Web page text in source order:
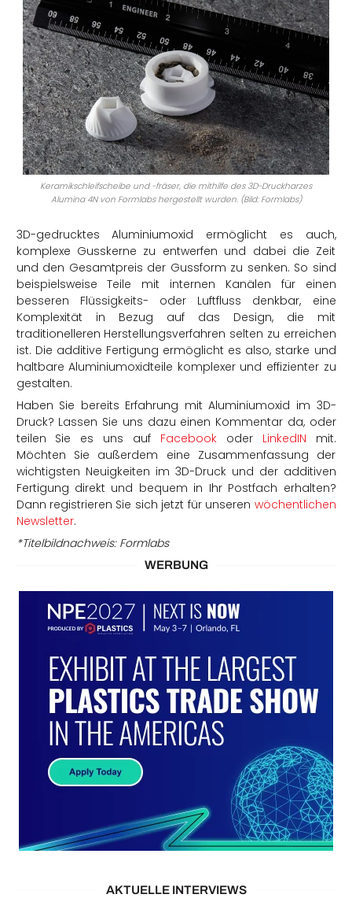
Keramikschleifscheibe und -fräser, die mithilfe des 3D-Druckharzes
Alumina 4N von Formlabs hergestellt wurden. (Bild: Formlabs)
3D-gedrucktes Aluminiumoxid ermöglicht es auch,
komplexe Gusskerne zu entwerfen und dabei die Zeit
und den Gesamtpreis der Gussform zu senken. So sind
beispielsweise Teile mit internen Kanälen für einen
besseren Flüssigkeits- oder Luftfluss denkbar, eine
Komplexität in Bezug auf das Design, die mit
traditionelleren Herstellungsverfahren selten zu erreichen
ist. Die additive Fertigung ermöglicht es also, starke und
haltbare Aluminiumoxidteile komplexer und effizienter zu
gestalten.
Haben Sie bereits Erfahrung mit Aluminiumoxid im 3D-
Druck? Lassen Sie uns dazu einen Kommentar da, oder
teilen Sie es uns auf Facebookoder LinkedIN mit.
Möchten Sie außerdem eine Zusammenfassung der
wichtigsten Neuigkeiten im 3D-Druck und der additiven
Fertigung direkt und bequem in Ihr Postfach erhalten?
Dann registrieren Sie sich jetzt für unseren wöchentlichen
Newsletter.
*Titelbildnachweis: Formlabs
WERBUNG
AKTUELLE INTERVIEWS